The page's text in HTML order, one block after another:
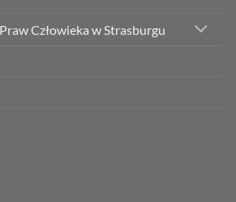
Człowieka w Strasburgu